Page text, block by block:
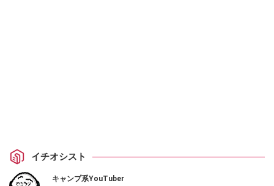
イチオシスト
キャンプ系YouTuber